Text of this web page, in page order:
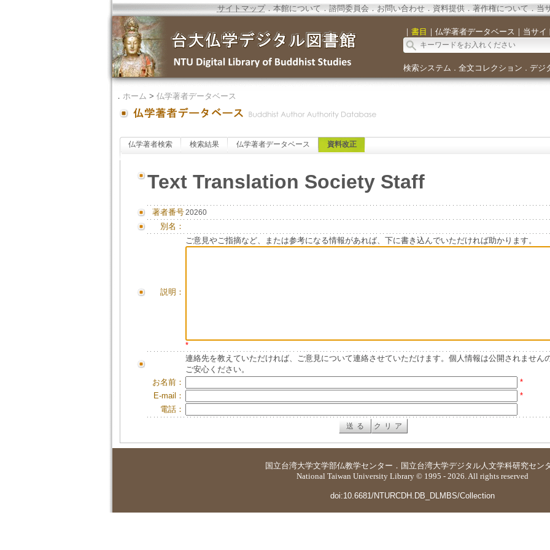
サイトマップ．本館について．諮問委員会． お問い合わせ． 資料提供．著作権について．当
｜ 書目 ｜ 仏学著者データベース ｜ 当サイ
検索システム ． 全文コレクション ． デジ
． ホーム > 仏学著者データベース
仏学著者検索 検索結果 仏学著者データベース 資料改正
Text Translation Society Staff
著者番号20260
別名：
説明：
ご意見やご指摘など、または参考になる情報があれば、下に書き込んでいただければ助かります。
*
連絡先を教えていただければ、ご意見について連絡させていただけます。個人情報は公開されません
ご安心ください。
お名前：
*
E-mail：
*
電話：
国立台湾大学文学部仏教学センター ． 国立台湾大学デジタル人文学科研究セン
National Taiwan University Library © 1995 - 2026. All rights reserved
doi:10.6681/NTURCDH.DB_DLMBS/Collection